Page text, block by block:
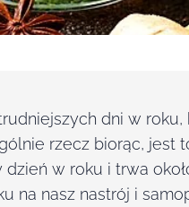
dni w roku,
rzecz biorąc, jest
w roku i trwa
na nasz nastrój i